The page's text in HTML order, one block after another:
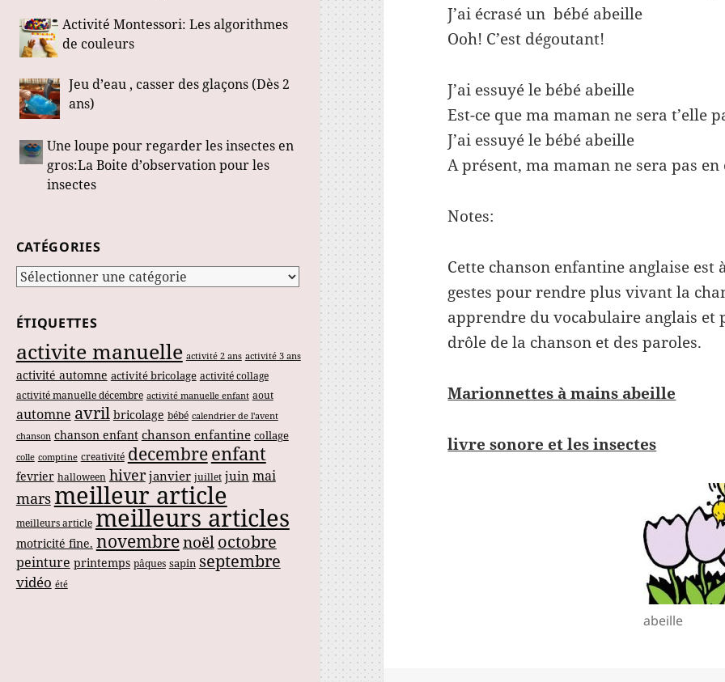
Activité Montessori: Les algorithmes
de couleurs
Jeu d’eau , casser des glaçons (Dès 2
ans)
Une loupe pour regarder les insectes en
gros:La Boite d’observation pour les
insectes
CATÉGORIES
Catégories
ÉTIQUETTES
activite manuelle activité 2 ans activité 3 ans
activité automne activité bricolage activité collage
activité manuelle décembre activité manuelle enfant aout
automne avril bricolage bébé calendrier de l'avent
chanson chanson enfant chanson enfantine collage
colle comptine creativité decembreenfant
fevrier halloween hiver janvier juillet juin mai
marsmeilleur article
meilleurs article meilleurs articles
motricité fine. novembrenoëloctobre
peinture printemps pâques sapin septembre
vidéo été
J’ai écrasé un bébé abeille
Ooh! C’est dégoutant!
J’ai essuyé le bébé abeille
Est-ce que ma maman ne sera t’elle
J’ai essuyé le bébé abeille
A présent, ma maman ne sera pas
Notes:
Cette chanson enfantine anglaise est
gestes pour rendre plus vivant la
apprendre du vocabulaire anglais et
drôle de la chanson et des paroles.
Marionnettes à mains abeille
livre sonore et les insectes
abeille